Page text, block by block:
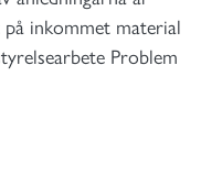
på inkommet material
Problem